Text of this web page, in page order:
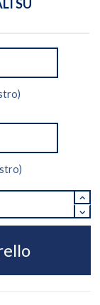
SU